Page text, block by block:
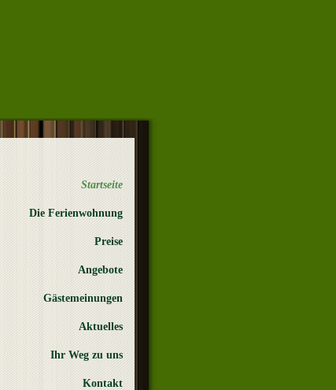
Startseite
Die Ferienwohnung
Preise
Angebote
Gästemeinungen
Aktuelles
Ihr Weg zu uns
Kontakt